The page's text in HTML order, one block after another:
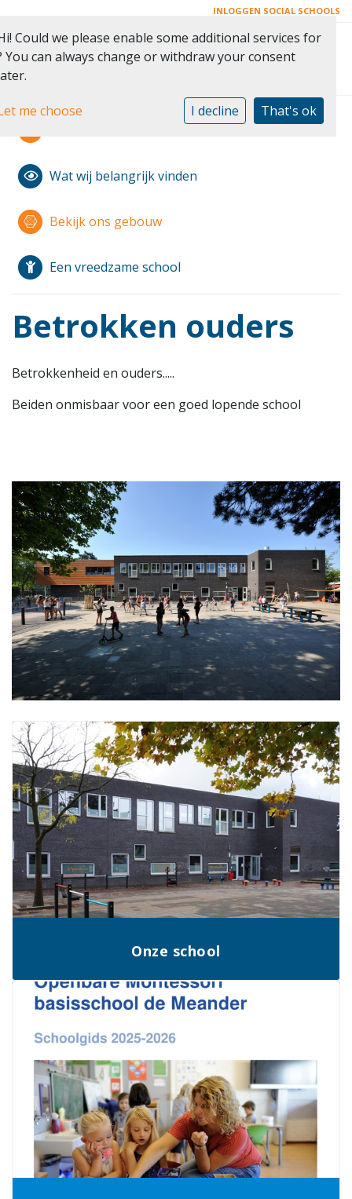
INLOGGEN SOCIAL SCHOOLS
Toggle
Wat wij belangrijk vinden
Bekijk ons gebouw
Een vreedzame school
Betrokken ouders
Betrokkenheid en ouders.....
Beiden onmisbaar voor een goed lopende school
Onze school
Could we please enable some additional services for
You can always change or withdraw your consent
me choose I decline That's ok